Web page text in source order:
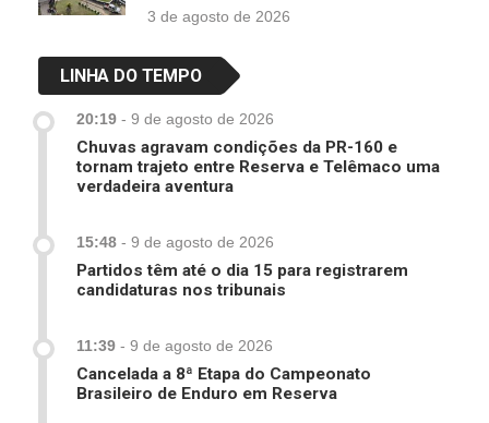
3 de agosto de 2026
LINHA DO TEMPO
20:19 - 9 de agosto de 2026
Chuvas agravam condições da PR-160 e
tornam trajeto entre Reserva e Telêmaco uma
verdadeira aventura
15:48 - 9 de agosto de 2026
Partidos têm até o dia 15 para registrarem
candidaturas nos tribunais
11:39 - 9 de agosto de 2026
Cancelada a 8ª Etapa do Campeonato
Brasileiro de Enduro em Reserva